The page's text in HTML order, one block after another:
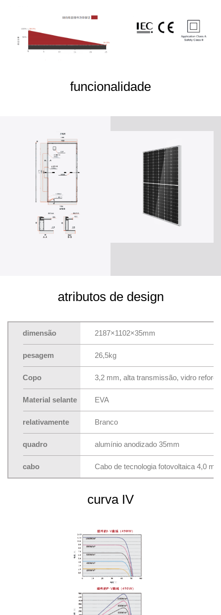
funcionalidade
atributos de design
dimensão 2187×1102×35mm
pesagem 26,5kg
Copo 3,2 mm, alta transmissão, vidro
Material selante EVA
relativamente Branco
quadro alumínio anodizado 35mm
cabo Cabo de tecnologia fotovoltaica 4,0
curva IV